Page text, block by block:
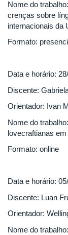
Nome do
crenças sobre
internacionais da
Formato:
Data e horário:
Discente:
Orientador: Ivan
Nome do
lovecraftianas
Formato: online
Data e horário:
Discente: Luan
Orientador:
Nome do